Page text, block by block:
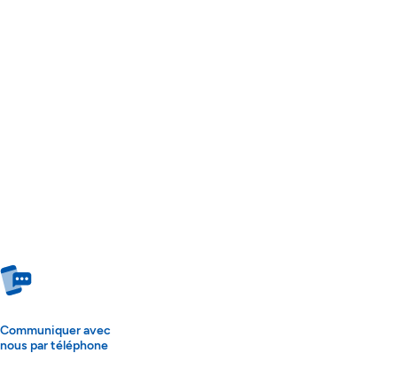
Communiquer avec
nous par téléphone